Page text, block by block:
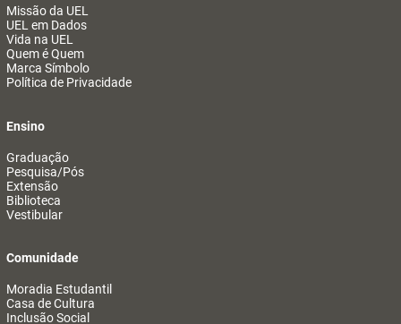
Missão da UEL
UEL em Dados
Vida na UEL
Quem é Quem
Marca Símbolo
Política de Privacidade
Ensino
Graduação
Pesquisa/Pós
Extensão
Biblioteca
Vestibular
Comunidade
Moradia Estudantil
Casa de Cultura
Inclusão Social